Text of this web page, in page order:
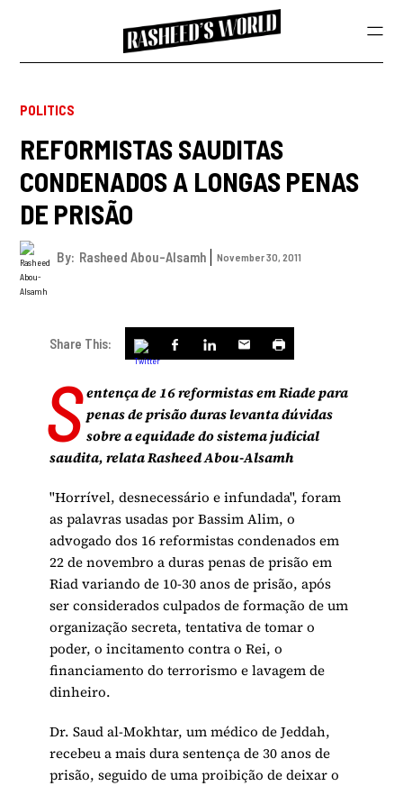
POLITICS
REFORMISTAS SAUDITAS
CONDENADOS A LONGAS PENAS
DE PRISÃO
By: Rasheed Abou-Alsamh November 30, 2011
Share This:
S entença de 16 reformistas em Riade para
penas de prisão duras levanta dúvidas
sobre a equidade do sistema judicial
saudita, relata Rasheed Abou-Alsamh
"Horrível, desnecessário e infundada", foram
as palavras usadas por Bassim Alim, o
advogado dos 16 reformistas condenados em
22 de novembro a duras penas de prisão em
Riad variando de 10-30 anos de prisão, após
ser considerados culpados de formação de um
organização secreta, tentativa de tomar o
poder, o incitamento contra o Rei, o
financiamento do terrorismo e lavagem de
dinheiro.
Dr. Saud al-Mokhtar, um médico de Jeddah,
recebeu a mais dura sentença de 30 anos de
prisão, seguido de uma proibição de deixar o